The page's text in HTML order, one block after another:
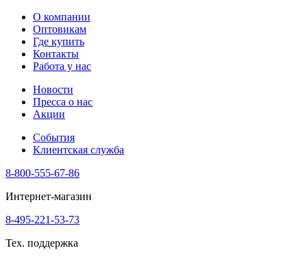
О компании
Оптовикам
Где купить
Контакты
Работа у нас
Новости
Пресса о нас
Акции
События
Клиентская служба
8-800-555-67-86
Интернет-магазин
8-495-221-53-73
Тех. поддержка